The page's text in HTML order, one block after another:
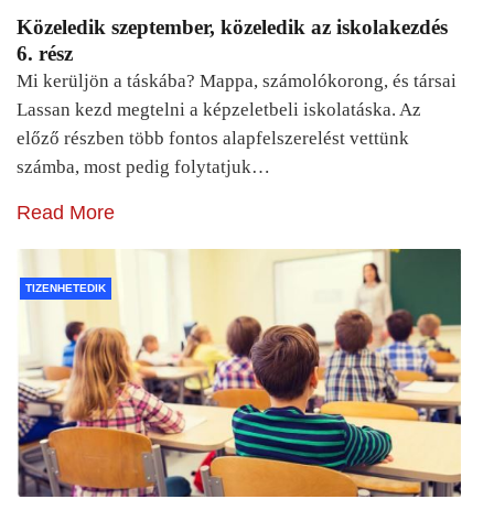
Közeledik szeptember, közeledik az iskolakezdés
6. rész
Mi kerüljön a táskába? Mappa, számolókorong, és társai
Lassan kezd megtelni a képzeletbeli iskolatáska. Az
előző részben több fontos alapfelszerelést vettünk
számba, most pedig folytatjuk…
Read More
TIZENHETEDIK